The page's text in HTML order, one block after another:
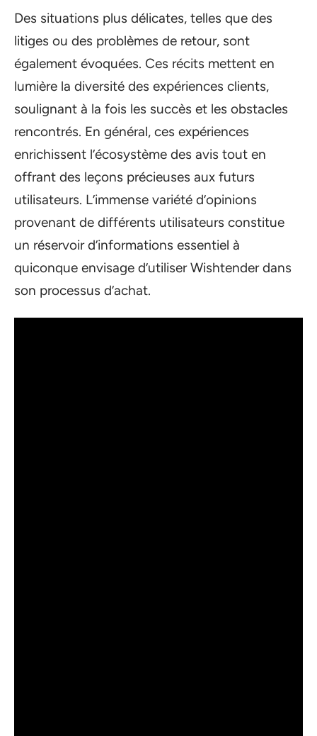
Des situations plus délicates, telles que des
litiges ou des problèmes de retour, sont
également évoquées. Ces récits mettent en
lumière la diversité des expériences clients,
soulignant à la fois les succès et les obstacles
rencontrés. En général, ces expériences
enrichissent l’écosystème des avis tout en
offrant des leçons précieuses aux futurs
utilisateurs. L’immense variété d’opinions
provenant de différents utilisateurs constitue
un réservoir d’informations essentiel à
quiconque envisage d’utiliser Wishtender dans
son processus d’achat.